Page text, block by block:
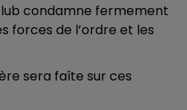
condamne fermement
forces de l’ordre et les
sera faîte sur ces